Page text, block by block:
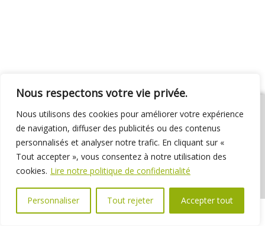
Nous respectons votre vie privée.
Nous utilisons des cookies pour améliorer votre expérience
de navigation, diffuser des publicités ou des contenus
personnalisés et analyser notre trafic. En cliquant sur «
Tout accepter », vous consentez à notre utilisation des
cookies. Lire notre politique de confidentialité
Personnaliser Tout rejeter Accepter tout
01 69 31 72 10 01 69 31 37 31
Nous contacter
Espace élus
Marchés publics Délibérations